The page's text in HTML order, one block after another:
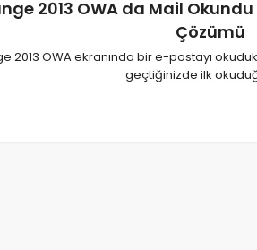
2013 OWA da Mail
Çözümü
2013 OWA ekranında bir e-postayı
geçtiğinizde ilk